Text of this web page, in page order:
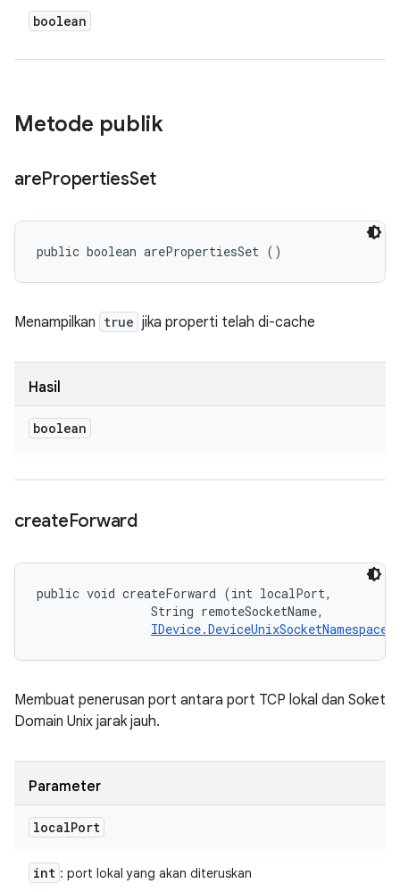
boolean
Metode publik
arePropertiesSet
public boolean arePropertiesSet ()
Menampilkan true jika properti telah di-cache
Hasil
boolean
createForward
public void createForward (int localPort,
                String remoteSocketName,
IDevice.DeviceUnixSocketNamespace
Membuat penerusan port antara port TCP lokal dan Soket
Domain Unix jarak jauh.
Parameter
localPort
int : port lokal yang akan diteruskan